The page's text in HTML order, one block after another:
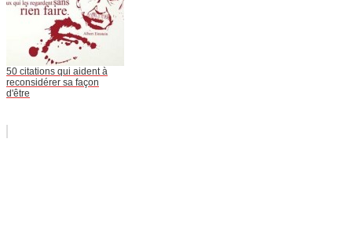
50 citations qui aident à
reconsidérer sa façon
d'être